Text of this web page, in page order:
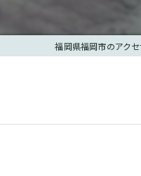
福岡県福岡市のアク